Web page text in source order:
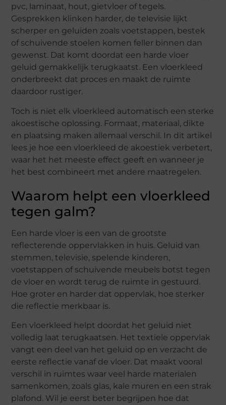
pvc, laminaat, hout, gietvloer of tegels.
Gesprekken klinken harder, de televisie lijkt
scherper en geluiden zoals voetstappen, bestek
of schuivende stoelen komen feller binnen dan
gewenst. Dat komt doordat een harde vloer
geluid gemakkelijk terugkaatst. Een vloerkleed
onderbreekt dat proces en maakt de ruimte
daardoor rustiger.
Toch is niet elk vloerkleed automatisch een sterke
akoestische oplossing. Formaat, materiaal, dikte
en plaatsing maken allemaal verschil. In dit artikel
lees je hoe een vloerkleed de akoestiek verbetert,
waar het het meeste effect geeft en wanneer je
het best combineert met andere maatregelen.
Waarom helpt een vloerkleed
tegen galm?
Een harde vloer is een van de grootste
reflecterende oppervlakken in huis. Geluid van
stemmen, televisie, spelende kinderen,
voetstappen of schuivende meubels botst tegen
de vloer en wordt terug de ruimte in gestuurd.
Hoe groter en harder dat oppervlak, hoe sterker
die reflectie merkbaar is.
Een vloerkleed helpt doordat het geluid niet
volledig laat terugkaatsen. Het textiele oppervlak
vangt een deel van het geluid op en verzacht de
eerste reflectie vanaf de vloer. Dat maakt vooral
verschil in ruimtes waar veel harde materialen
samenkomen, zoals glas, kale muren en een strak
plafond. Wil je eerst beter begrijpen hoe dat